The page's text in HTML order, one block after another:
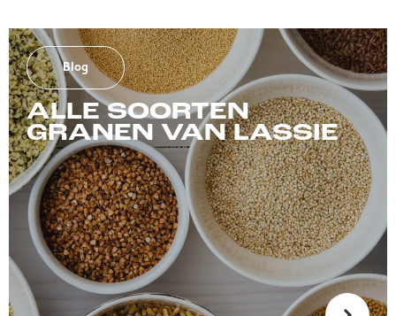
Blog
ALLE SOORTEN
GRANEN VAN LASSIE